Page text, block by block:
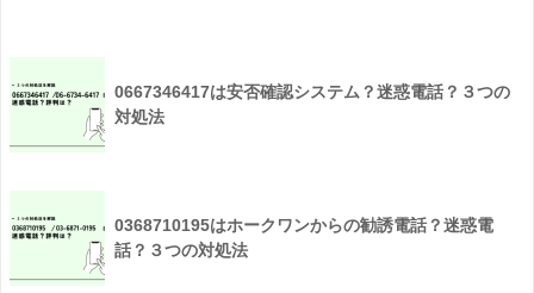
0667346417は安否確認システム？迷惑電話？３つの
対処法
0368710195はホークワンからの勧誘電話？迷惑電
話？３つの対処法